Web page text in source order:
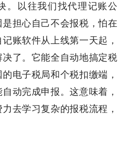
。以往我们找代理记账公
担心自己不会报税，怕在
账软件从上线第一天起，
了。它能全自动地搞定税
电子税局和个税扣缴端，
动完成申报。这意味着，
去学习复杂的报税流程，